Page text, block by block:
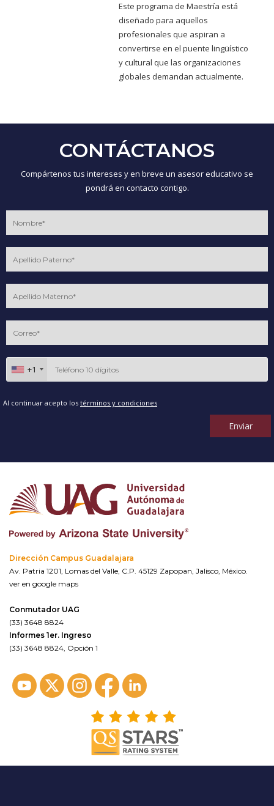
Este programa de Maestría está
diseñado para aquellos
profesionales que aspiran a
convertirse en el puente lingüístico
y cultural que las organizaciones
globales demandan actualmente.
CONTÁCTANOS
Compártenos tus intereses y en breve un asesor educativo se
pondrá en contacto contigo.
+1
Al continuar acepto los términos y condiciones
Enviar
Dirección Campus Guadalajara
Av. Patria 1201, Lomas del Valle, C.P. 45129 Zapopan, Jalisco, México.
ver en google maps
Conmutador UAG
(33) 3648 8824
Informes 1er. Ingreso
(33) 3648 8824, Opción 1